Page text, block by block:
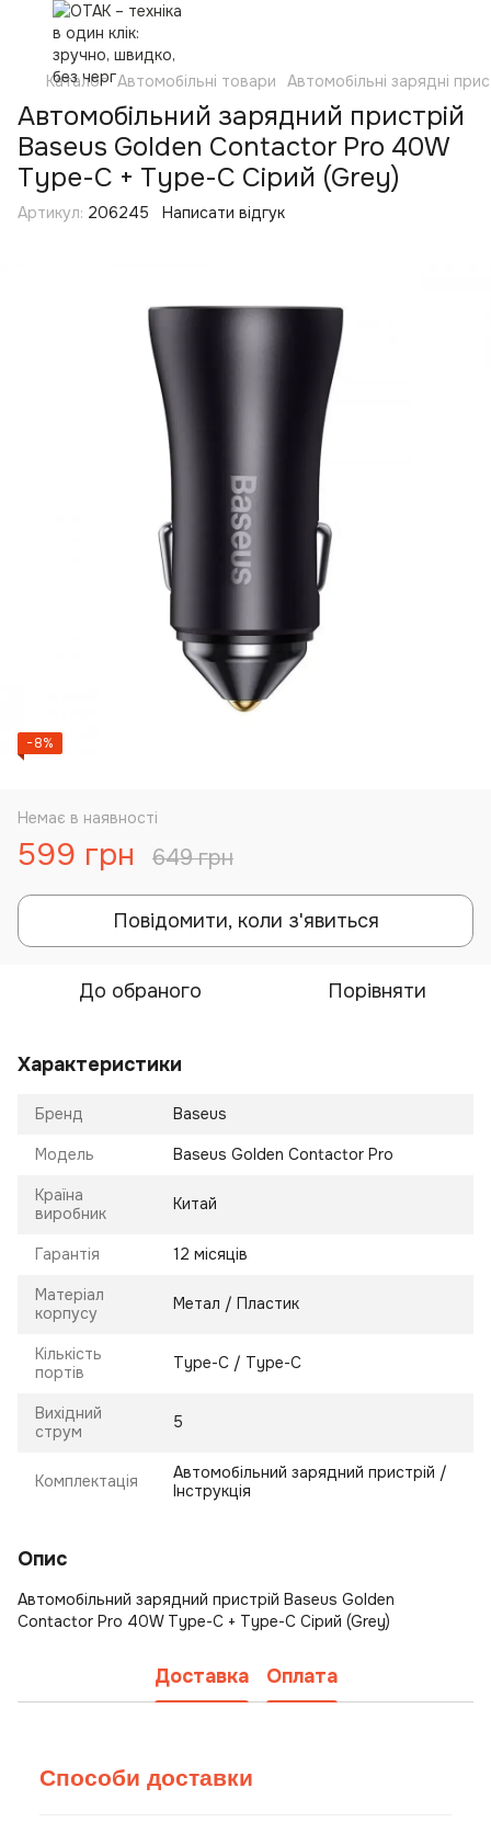
Каталог Автомобільні товари Автомобільні зарядні
Автомобільний зарядний пристрій
Baseus Golden Contactor Pro 40W
Type-C + Type-C Сірий (Grey)
Артикул: 206245 Написати відгук
−8%
Немає в наявності
599 грн 649 грн
Повідомити, коли з'явиться
До обраного Порівняти
Характеристики
Бренд Baseus
Модель Baseus Golden Contactor Pro
Країна
виробник
Китай
Гарантія 12 місяців
Матеріал
корпусу
Метал / Пластик
Кількість
портів
Type-C / Type-C
Вихідний
струм
5
Комплектація
Автомобільний зарядний пристрій /
Інструкція
Опис
Автомобільний зарядний пристрій Baseus Golden
Contactor Pro 40W Type-C + Type-C Сірий (Grey)
Доставка Оплата
Способи доставки